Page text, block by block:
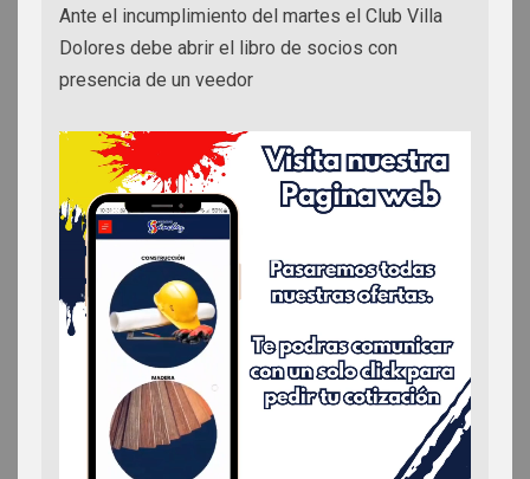
Ante el incumplimiento del martes el Club Villa
Dolores debe abrir el libro de socios con
presencia de un veedor